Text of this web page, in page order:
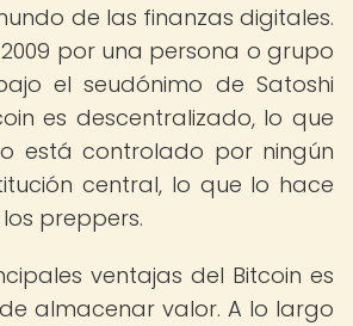
de las finanzas digitales.
por una persona o grupo
el seudónimo de Satoshi
es descentralizado, lo que
está controlado por ningún
central, lo que lo hace
preppers.
ventajas del Bitcoin es
almacenar valor. A lo largo